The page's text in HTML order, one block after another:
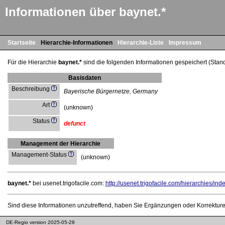
Informationen über baynet.*
Startseite Hierarchie-Informationen Hierarchie-Liste Impressum
Für die Hierarchie baynet.*sind die folgenden Informationen gespeichert
Basisdaten
Beschreibung
Bayerische Bürgernetze, Germany
Art
(unknown)
Status
defunct
Management der Hierarchie
Management-Status
(unknown)
baynet.*bei usenet.trigofacile.com: http://usenet.trigofacile.com/hierarchies/
Sind diese Informationen unzutreffend, haben Sie Ergänzungen oder
DE-Regio version 2025-05-28